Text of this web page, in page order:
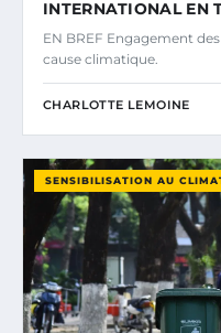
INTERNATIONAL EN
EN BREF Engagement
cause climatique.
CHARLOTTE LEMOINE
SENSIBILISATION AU